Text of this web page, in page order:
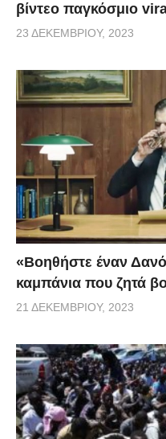
βίντεο παγκόσμιο
23 ΔΕΚΕΜΒΡΊΟΥ, 2023
«Βοηθήστε έναν
καμπάνια που ζητά
21 ΔΕΚΕΜΒΡΊΟΥ, 2023